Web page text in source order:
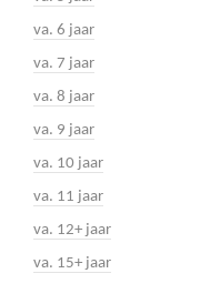
va. 6 jaar
va. 7 jaar
va. 8 jaar
va. 9 jaar
va. 10 jaar
va. 11 jaar
va. 12+ jaar
va. 15+ jaar